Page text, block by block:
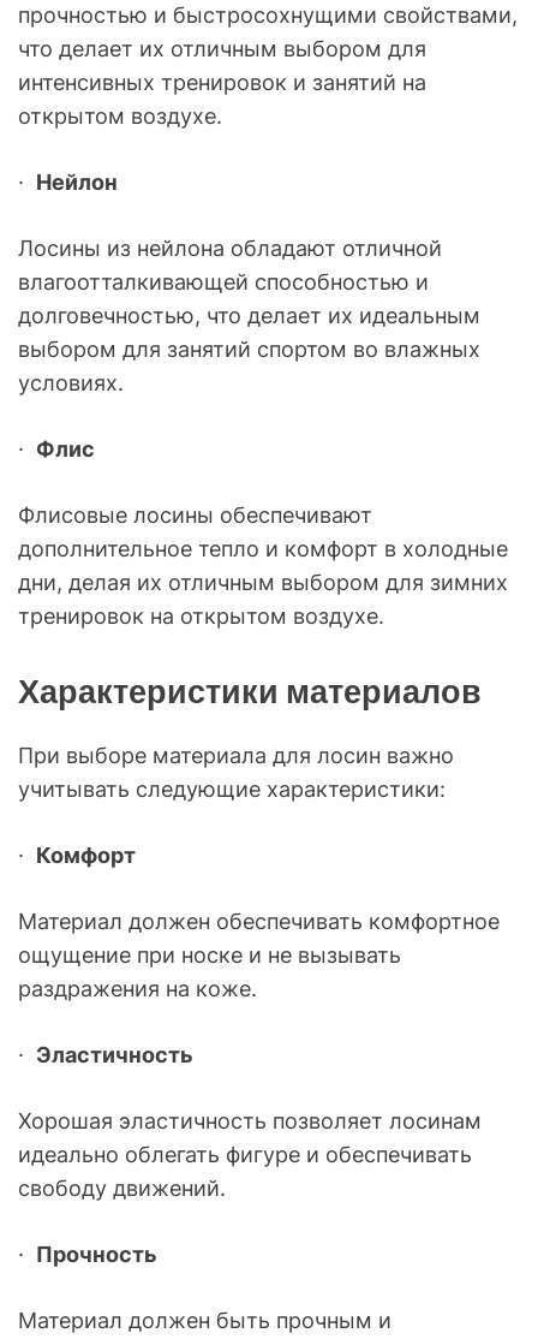
прочностью и быстросохнущими свойствами,
что делает их отличным выбором для
интенсивных тренировок и занятий на
открытом воздухе.
· Нейлон
Лосины из нейлона обладают отличной
влагоотталкивающей способностью и
долговечностью, что делает их идеальным
выбором для занятий спортом во влажных
условиях.
· Флис
Флисовые лосины обеспечивают
дополнительное тепло и комфорт в холодные
дни, делая их отличным выбором для зимних
тренировок на открытом воздухе.
Характеристики материалов
При выборе материала для лосин важно
учитывать следующие характеристики:
· Комфорт
Материал должен обеспечивать комфортное
ощущение при носке и не вызывать
раздражения на коже.
· Эластичность
Хорошая эластичность позволяет лосинам
идеально облегать фигуре и обеспечивать
свободу движений.
· Прочность
Материал должен быть прочным и